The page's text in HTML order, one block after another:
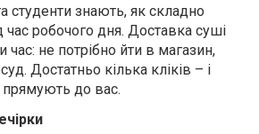
студенти знають, як складно
час робочого дня. Доставка суші
не потрібно йти в магазин,
Достатньо кілька кліків – і
до вас.